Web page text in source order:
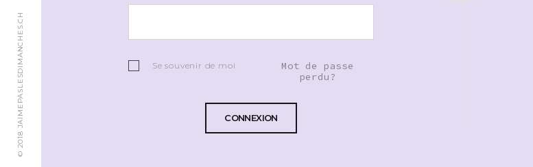
© 2018 JAIMEPASLESDIMANCHES.CH Se souvenir de moi
Mot de passe
perdu?